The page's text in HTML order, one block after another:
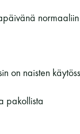
on naisten
pakollista